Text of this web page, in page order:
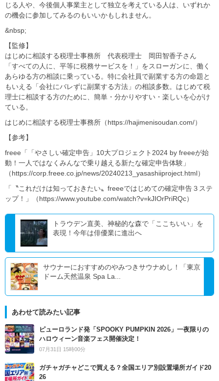
じる人や、今後個人事業主として独立を考えている人は、いずれか
の機会に参加してみるのもいいかもしれません。
&nbsp;
【監修】
はじめに相談する税理士事務所 代表税理士 岡田智香子さん
「すべての人に、平等に税務サービスを！」をスローガンに、働く
あらゆる方の相談に乗っている。特に会社員で副業する方の命題と
もいえる「会社にバレずに副業する方法」の相談多数。はじめて税
理士に相談する方のために、簡単・分かりやすい・楽しいを心がけ
ている。
はじめに相談する税理士事務所（https://hajimenisoudan.com/）
【参考】
freee「「やさしい確定申告」10大プロジェクト2024 by freeeが始
動！一人ではなくみんなで乗り越える新たな確定申告体験」
（https://corp.freee.co.jp/news/20240213_yasashiiproject.html）
「〝これだけは知っておきたい〟freeeではじめての確定申告３ステ
ップ！」（https://www.youtube.com/watch?v=kJIOrPriRQc）
トラウデン直美、神秘的な森で「ここちいい」を
表現！今年は俳優業に進出へ
サウナーにおすすめのやみつきサウナめし！「東京
ドーム天然温泉 Spa La...
あわせて読みたい記事
ピューロランド発「SPOOKY PUMPKIN 2026」一夜限りの
ハロウィーン音楽フェス開催決定！
07月31日 15時00分
ガチャガチャどこで買える？全国エリア別設置場所ガイド20
26